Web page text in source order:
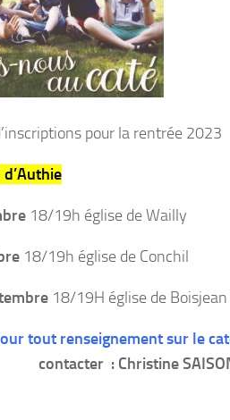
pour la rentrée 2023
18/19h église de Wailly
18/19h église de Conchil
18/19H église de Boisjean
tout renseignement sur le
contacter : Christine